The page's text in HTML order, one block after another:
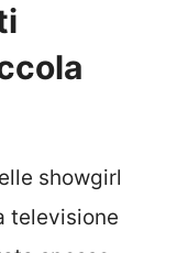
showgirl
televisione